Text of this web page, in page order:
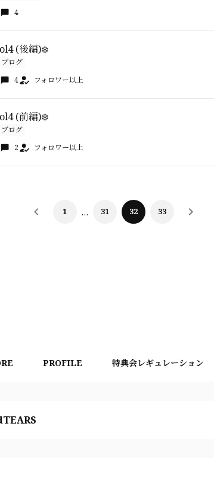
4
(後編)❄️
ログ
4 フォロワー以上
(前編)❄️
ログ
2 フォロワー以上
1 … 31 32 33
PROFILE 特典会レギュレーション